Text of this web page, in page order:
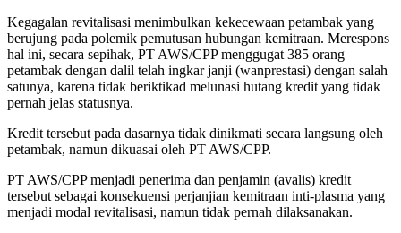
Kegagalan revitalisasi menimbulkan kekecewaan petambak yang
berujung pada polemik pemutusan hubungan kemitraan. Merespons
hal ini, secara sepihak, PT AWS/CPP menggugat 385 orang
petambak dengan dalil telah ingkar janji (wanprestasi) dengan salah
satunya, karena tidak beriktikad melunasi hutang kredit yang tidak
pernah jelas statusnya.
Kredit tersebut pada dasarnya tidak dinikmati secara langsung oleh
petambak, namun dikuasai oleh PT AWS/CPP.
PT AWS/CPP menjadi penerima dan penjamin (avalis) kredit
tersebut sebagai konsekuensi perjanjian kemitraan inti-plasma yang
menjadi modal revitalisasi, namun tidak pernah dilaksanakan.